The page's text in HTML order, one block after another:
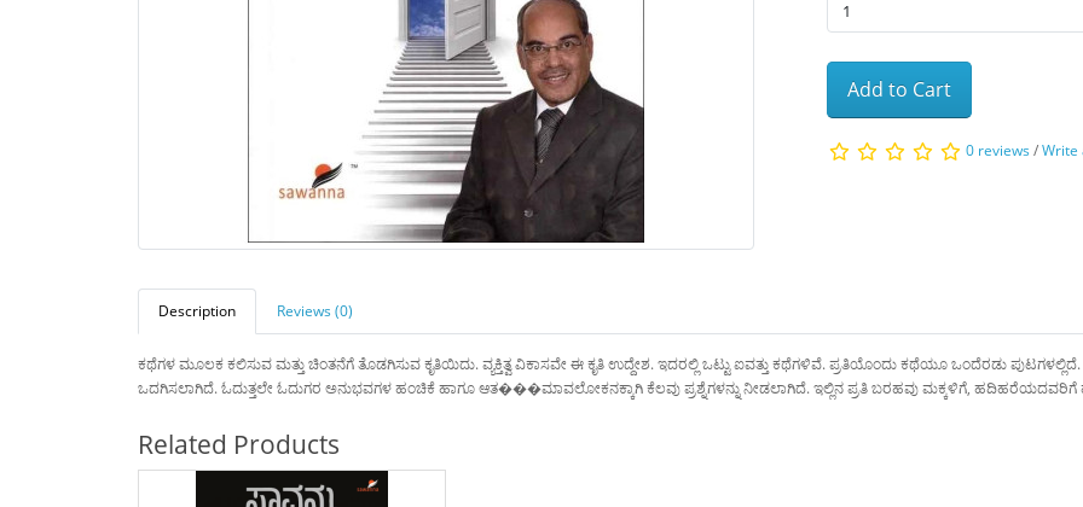
Add to Cart
0 reviews/Write
Description Reviews (0)
ಕಥೆಗಳ ಮೂಲಕ ಕಲಿಸುವ ಮತ್ತು ಚಿಂತನೆಗೆ ತೊಡಗಿಸುವ ಕೃತಿಯಿದು. ವ್ಯಕ್ತಿತ್ವ ವಿಕಾಸವೇ ಈ ಕೃತಿ ಉದ್ದೇಶ. ಇದರಲ್ಲಿ ಒಟ್ಟು ಐವತ್ತು ಕಥೆಗಳಿವೆ. ಪ್ರತಿಯೊಂದು ಕಥೆಯೂ ಒಂದೆರಡು
ಒದಗಿಸಲಾಗಿದೆ. ಓದುತ್ತಲೇ ಓದುಗರ ಅನುಭವಗಳ ಹಂಚಿಕೆ ಹಾಗೂ ಆತ���ಮಾವಲೋಕನಕ್ಕಾಗಿ ಕೆಲವು ಪ್ರಶ್ನೆಗಳನ್ನು ನೀಡಲಾಗಿದೆ. ಇಲ್ಲಿನ ಪ್ರತಿ ಬರಹವು ಮಕ್ಕಳಿಗೆ, ಹದಿಹರೆಯದವರಿಗೆ
Related Products